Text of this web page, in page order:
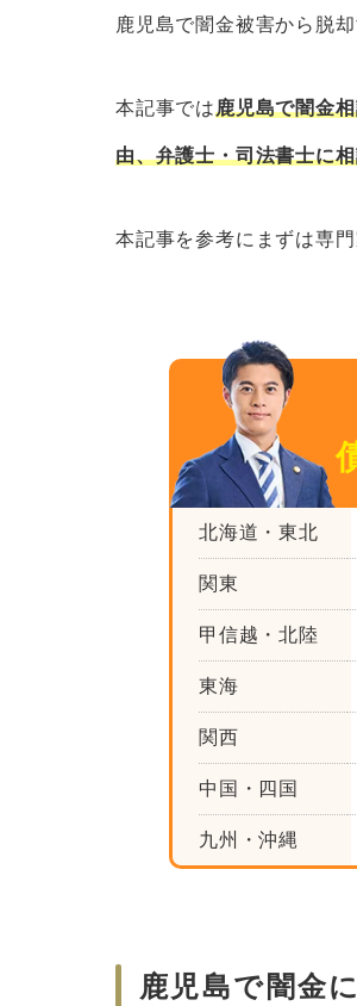
口コミや評判
ベンナビ債務
法テラス
鹿児島司法書
九州財務局の
日本貸金業協会
鹿児島内の市
そのほかの闇
鹿児島で闇金を弁
返済をしなく
代理人を立て
闇金以外の借
さいごに｜鹿児島
鹿児島で闇金被害から脱
本記事では鹿児島で闇金
由、弁護士・司法書士に
本記事を参考にまずは専
北海道・東北
関東
甲信越・北陸
東海
関西
中国・四国
九州・沖縄
鹿児島で闇金